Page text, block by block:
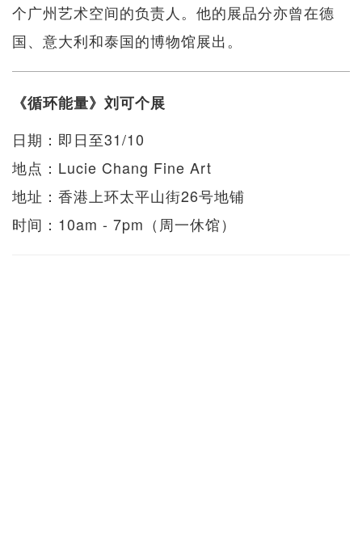
个广州艺术空间的负责人。他的展品分亦曾在德
国、意大利和泰国的博物馆展出。
《循环能量》刘可个展
日期：即日至31/10
地点：Lucie Chang Fine Art
地址：香港上环太平山街26号地铺
时间：10am - 7pm（周一休馆）